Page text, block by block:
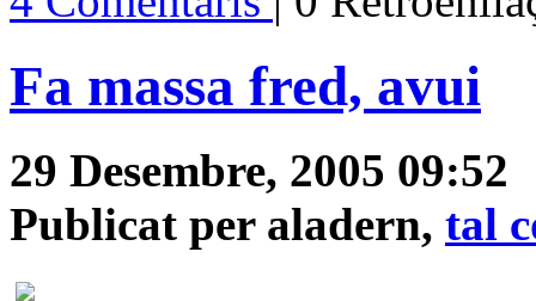
Fa massa fred, avui
29 Desembre, 2005 09:52
Publicat per aladern, tal